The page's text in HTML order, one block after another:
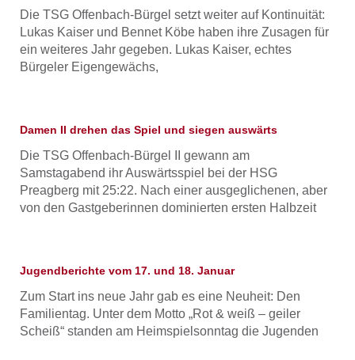
Die TSG Offenbach-Bürgel setzt weiter auf Kontinuität:
Lukas Kaiser und Bennet Köbe haben ihre Zusagen für
ein weiteres Jahr gegeben. Lukas Kaiser, echtes
Bürgeler Eigengewächs,
Damen II drehen das Spiel und siegen auswärts
Die TSG Offenbach-Bürgel II gewann am
Samstagabend ihr Auswärtsspiel bei der HSG
Preagberg mit 25:22. Nach einer ausgeglichenen, aber
von den Gastgeberinnen dominierten ersten Halbzeit
Jugendberichte vom 17. und 18. Januar
Zum Start ins neue Jahr gab es eine Neuheit: Den
Familientag. Unter dem Motto „Rot & weiß – geiler
Scheiß“ standen am Heimspielsonntag die Jugenden